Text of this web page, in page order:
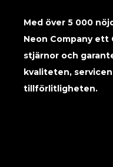
Med över 5 000
Neon Company ett
stjärnor och
kvaliteten,
tillförlitligheten.